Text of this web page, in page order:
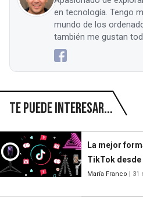
en tecnología. Tengo
mundo de los
también me gustan
Te puede interesar...
La mejor
TikTok desde
María Franco | 31